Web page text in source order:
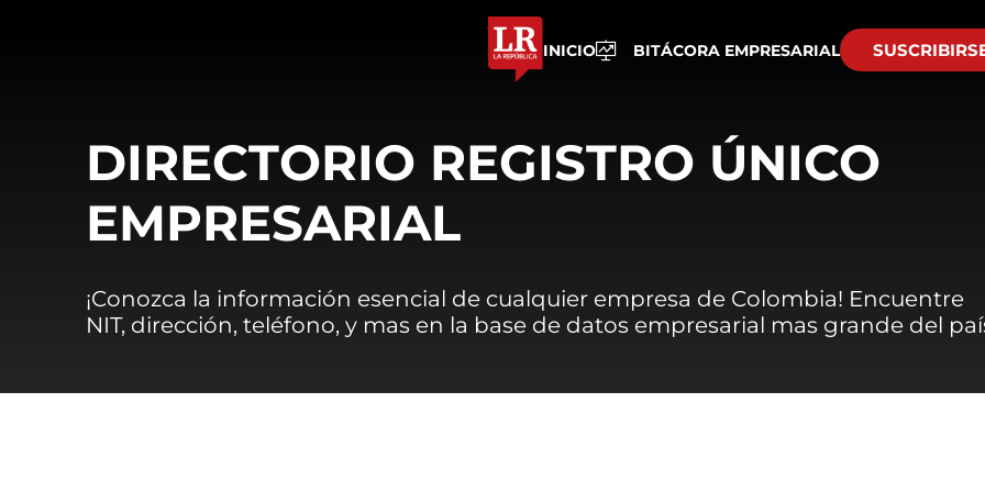
INICIO BITÁCORA EMPRESARIAL
DIRECTORIO REGISTRO ÚNICO
EMPRESARIAL
¡Conozca la información esencial de cualquier empresa de Colombia! Encuentre
NIT, dirección, teléfono, y mas en la base de datos empresarial mas grande del